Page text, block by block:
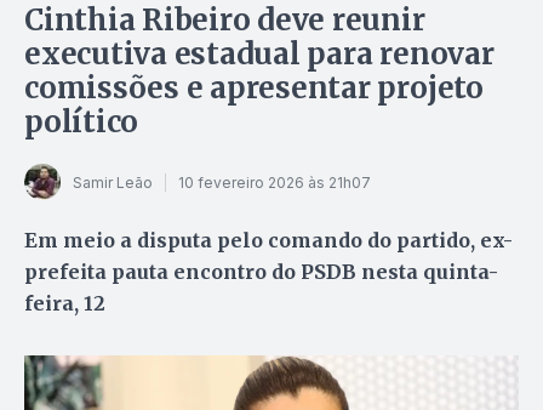
Cinthia Ribeiro deve reunir
executiva estadual para renovar
comissões e apresentar projeto
político
Samir Leão 10 fevereiro 2026 às 21h07
Em meio a disputa pelo comando do partido, ex-
prefeita pauta encontro do PSDB nesta quinta-
feira, 12